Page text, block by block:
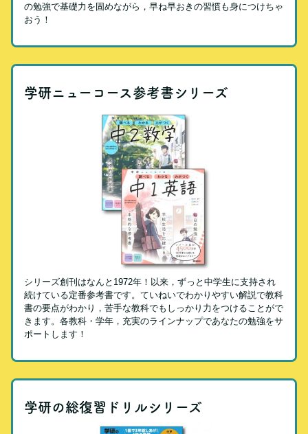
の勉強で基礎力を固めながら，早ね早おきの習慣も身につけちゃ
おう！
学研ニューコース参考書シリーズ
シリーズ創刊はなんと1972年！以来，ずっと中学生に支持され
続けている定番参考書です。ていねいでわかりやすい解説で教科
書の要点がわかり，苦手な教科でもしっかり力をつけることがで
きます。各教科・学年，充実のラインナップであなたの勉強をサ
ポートします！
学研の総復習ドリルシリーズ